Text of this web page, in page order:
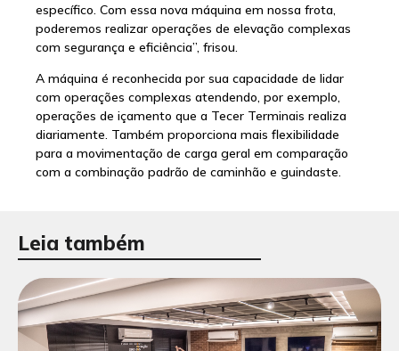
específico. Com essa nova máquina em nossa frota,
poderemos realizar operações de elevação complexas
com segurança e eficiência”, frisou.
A máquina é reconhecida por sua capacidade de lidar
com operações complexas atendendo, por exemplo,
operações de içamento que a Tecer Terminais realiza
diariamente. Também proporciona mais flexibilidade
para a movimentação de carga geral em comparação
com a combinação padrão de caminhão e guindaste.
Leia também